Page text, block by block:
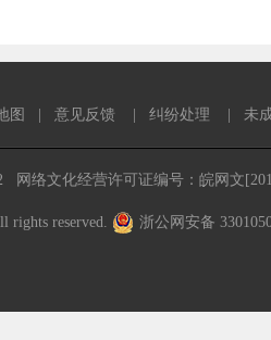
图 意见反馈 纠纷处理 未
网络文化经营许可证编号：皖网文
rights reserved. 浙公网安备